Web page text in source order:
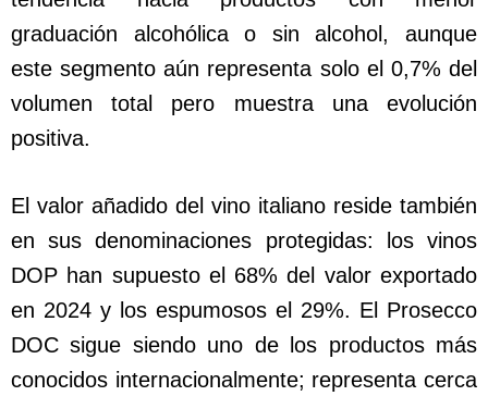
graduación alcohólica o sin alcohol, aunque
este segmento aún representa solo el 0,7% del
volumen total pero muestra una evolución
positiva.
El valor añadido del vino italiano reside también
en sus denominaciones protegidas: los vinos
DOP han supuesto el 68% del valor exportado
en 2024 y los espumosos el 29%. El Prosecco
DOC sigue siendo uno de los productos más
conocidos internacionalmente; representa cerca